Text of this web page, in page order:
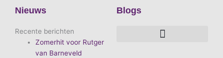
Nieuws
Recente berichten
Zomerhit voor Rutger
van Barneveld
Blogs